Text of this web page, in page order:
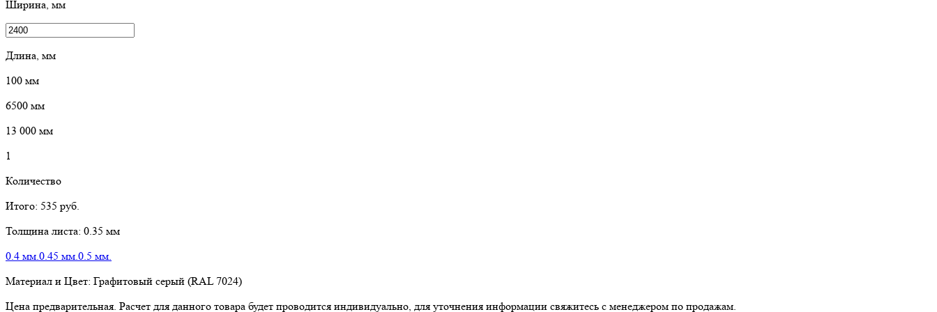
Ширина, мм
Длина, мм
100 мм
6500 мм
13 000 мм
1
Количество
Итого: 535 руб.
Толщина листа: 0.35 мм
0.4 мм. 0.45 мм. 0.5 мм.
Материал и Цвет: Графитовый серый (RAL 7024)
Цена предварительная. Расчет для данного товара будет проводится индивидуально, для уточнения информации свяжитесь с менеджером по продажам.